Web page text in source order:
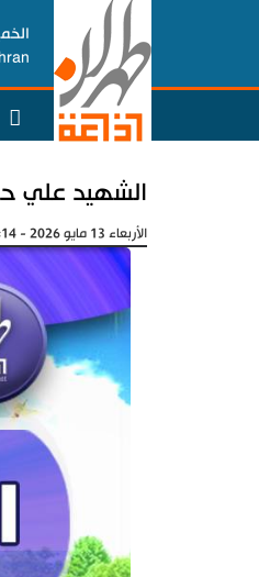
الخميس
الشهيد علي
الأربعاء 13 مايو 2026 - 14:14 بتوقيت طهران